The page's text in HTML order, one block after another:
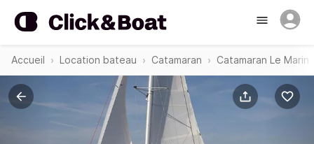
Accueil Location bateau Catamaran Catamaran Le Marin